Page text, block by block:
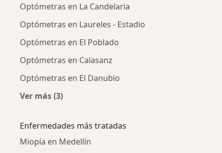
Optómetras en La Candelaria
Optómetras en Laureles - Estadio
Optómetras en El Poblado
Optómetras en Calasanz
Optómetras en El Danubio
Ver más (3)
Enfermedades más tratadas
Miopía en Medellín